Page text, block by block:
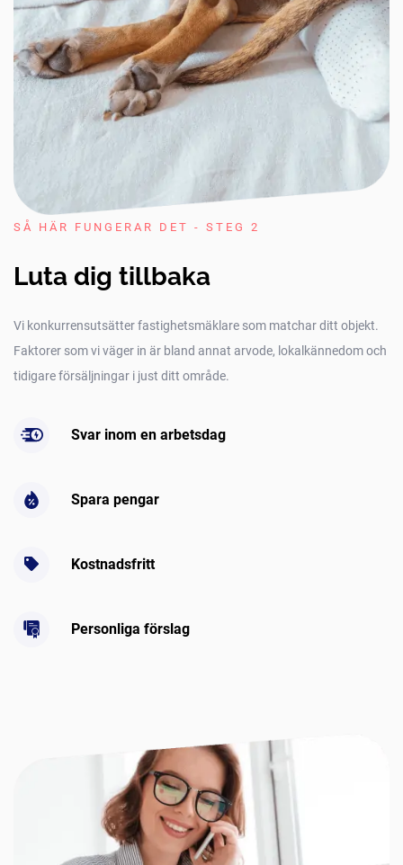
SÅ HÄR FUNGERAR DET - STEG 2
Luta dig tillbaka
Vi konkurrensutsätter fastighetsmäklare som matchar ditt objekt.
Faktorer som vi väger in är bland annat arvode, lokalkännedom och
tidigare försäljningar i just ditt område.
Svar inom en arbetsdag
Spara pengar
Kostnadsfritt
Personliga förslag